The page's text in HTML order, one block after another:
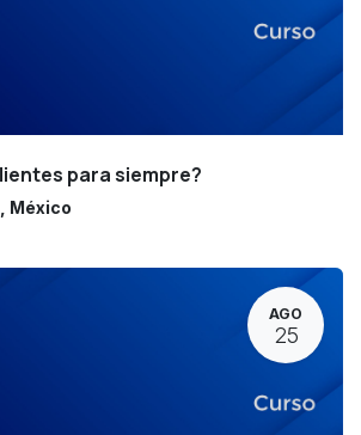
para siempre?
México
AGO
25